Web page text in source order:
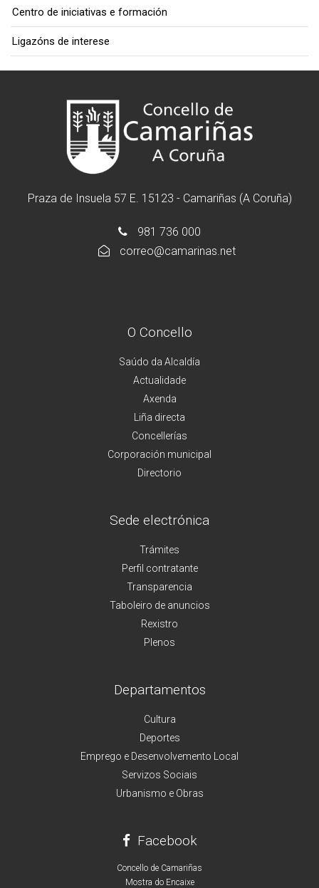
Centro de iniciativas e formación
Ligazóns de interese
Praza de Insuela 57 E. 15123 - Camariñas (A Coruña)
981 736 000
correo@camarinas.net
O Concello
Saúdo da Alcaldía
Actualidade
Axenda
Liña directa
Concellerías
Corporación municipal
Directorio
Sede electrónica
Trámites
Perfil contratante
Transparencia
Taboleiro de anuncios
Rexistro
Plenos
Departamentos
Cultura
Deportes
Emprego e Desenvolvemento Local
Servizos Sociais
Urbanismo e Obras
Facebook
Concello de Camariñas
Mostra do Encaixe